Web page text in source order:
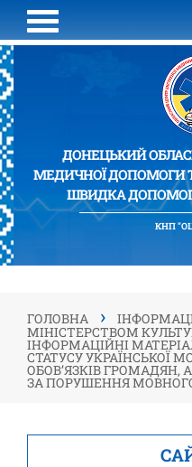
ДОНЕЦЬКИЙ
МЕДИЧНОЇ ДОПОМОГИ
ШВИДКА
КНП
ГОЛОВНА ›
МІНІСТЕРСТВОМ
ІНФОРМАЦІЙНІ
СТАТУСУ УКРАЇНСЬКОЇ
ОБОВ’ЯЗКІВ ГРОМАДЯН,
ЗА ПОРУШЕННЯ